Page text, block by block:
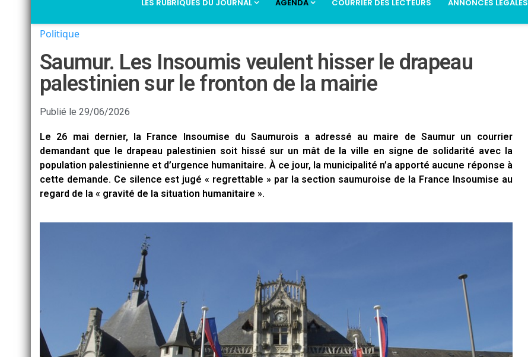
LES RUBRIQUES DU JOURNAL AGENDA COURRIER DES LECTEURS ANNONCES LÉGALES
Politique
Saumur. Les Insoumis veulent hisser le drapeau
palestinien sur le fronton de la mairie
Publié le 29/06/2026
Le 26 mai dernier, la France Insoumise du Saumurois a adressé au maire de Saumur un courrier
demandant que le drapeau palestinien soit hissé sur un mât de la ville en signe de solidarité avec la
population palestinienne et d’urgence humanitaire. À ce jour, la municipalité n’a apporté aucune réponse à
cette demande. Ce silence est jugé « regrettable » par la section saumuroise de la France Insoumise au
regard de la « gravité de la situation humanitaire ».